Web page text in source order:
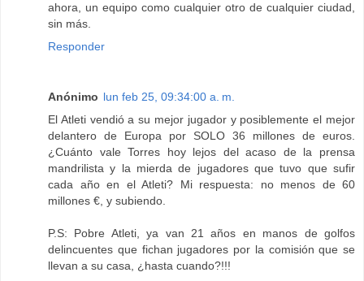
ahora, un equipo como cualquier otro de cualquier ciudad,
sin más.
Responder
Anónimo lun feb 25, 09:34:00 a. m.
El Atleti vendió a su mejor jugador y posiblemente el mejor
delantero de Europa por SOLO 36 millones de euros.
¿Cuánto vale Torres hoy lejos del acaso de la prensa
mandrilista y la mierda de jugadores que tuvo que sufir
cada año en el Atleti? Mi respuesta: no menos de 60
millones €, y subiendo.
P.S: Pobre Atleti, ya van 21 años en manos de golfos
delincuentes que fichan jugadores por la comisión que se
llevan a su casa, ¿hasta cuando?!!!